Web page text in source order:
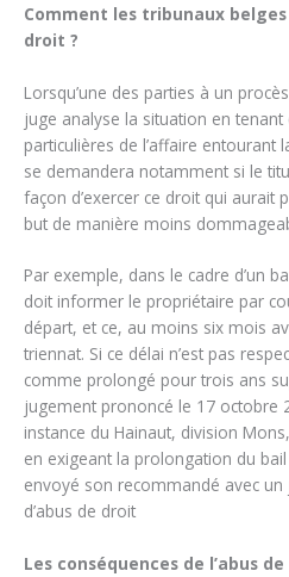
Comment les tribunaux
droit ?
Lorsqu’une des parties à un
juge analyse la situation en
particulières de l’affaire entourant
se demandera notamment si le
façon d’exercer ce droit qui aurait
but de manière moins
Par exemple, dans le cadre d’un
doit informer le propriétaire par
départ, et ce, au moins six mois
triennat. Si ce délai n’est pas
comme prolongé pour trois ans
jugement prononcé le 17 octobre
instance du Hainaut, division
en exigeant la prolongation du
envoyé son recommandé avec
d’abus de droit
Les conséquences de l’abus